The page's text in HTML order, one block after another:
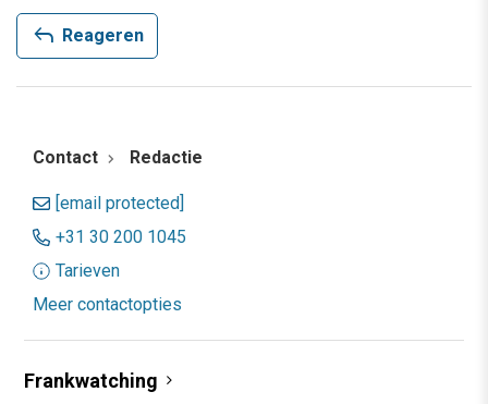
reply Reageren
Contact Redactie
[email protected]
+31 30 200 1045
Tarieven
Meer contactopties
Frankwatching